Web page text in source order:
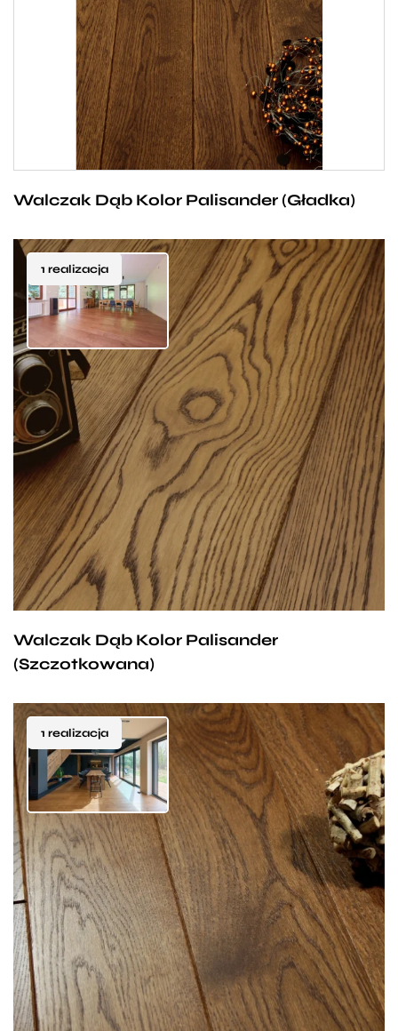
deska Walczak w kolorze Palisander. Ze względu na
swoje dekoracyjne usłojenie i niespotykaną barwę
fenomenalnie prezentuje się w zestawieniu
z ciężkimi, kolonialnymi meblami ale nie tylko. Może
również stanowić subtelne przełamanie stylu
nowoczesnego lub retro, w zależności od naszego
upodobania.
Walczak Dąb Kolor Palisander (Gładka)
1 realizacja
Wszystkim, którzy w codziennym życiu poszukują
odrobiny egzotyki na pewno wpadnie w oko dębowa
deska Walczak w kolorze Palisander. Ze względu na
swoje dekoracyjne usłojenie i niespotykaną barwę
fenomenalnie prezentuje się w zestawieniu
z ciężkimi, kolonialnymi meblami ale nie tylko. Może
również stanowić subtelne przełamanie stylu
nowoczesnego lub retro, w zależności od naszego
upodobania.
Walczak Dąb Kolor Palisander
(Szczotkowana)
1 realizacja
Dębowa deska Walczak w kolorze Tabak to idealny
wybór dla osób zdecydowanych, posiadających
konkretne wymagania co do wyglądu i stylistyki
swoim wnętrz. Dębowe drewno słynące ze swojej
trwałości, w połączeniu z rzadkim odcieniem brązu,
przypominającym liście suszonego tytoniu tworzy
wspólnie wyjątkowej jakości podłogę, która stanie się